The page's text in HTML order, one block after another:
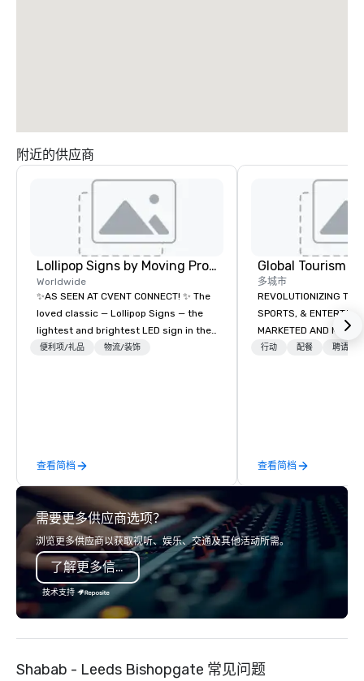
附近的供应商
Lollipop Signs by Moving Products
Worldwide
✨AS SEEN AT CVENT CONNECT! ✨ The
loved classic — Lollipop Signs — the
lightest and brightest LED sign in the
world • Open Seats in Dark
information, or send us your logo and
we will create an interactive
presentation highlighting your brand.
便利项/礼品 物流/装饰
查看简档
多城市
REVOLUTIONIZING THE WAY TOURISM,
SPORTS, & ENTERTAINMENT ARE
MARKETED AND MONETIZED. One stop
shop for all of your
行动 配餐 聘请娱乐
查看简档
需要更多供应商选项？
浏览更多供应商以获取视听、娱乐、交通及其他活动所需。
了解更多信息
技术支持
Shabab - Leeds Bishopgate 常见问题